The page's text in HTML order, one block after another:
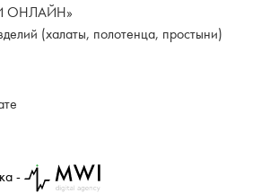
ОНЛАЙН»
(халаты, полотенца, простыни)
-